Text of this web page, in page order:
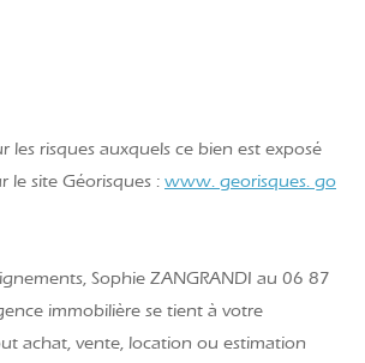
les risques auxquels ce bien est exposé
le site Géorisques : www. georisques. go
Sophie ZANGRANDI au 06 87
immobilière se tient à votre
achat, vente, location ou estimation